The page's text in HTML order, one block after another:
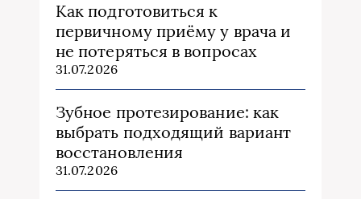
Как подготовиться к
первичному приёму у врача и
не потеряться в вопросах
31.07.2026
Зубное протезирование: как
выбрать подходящий вариант
восстановления
31.07.2026